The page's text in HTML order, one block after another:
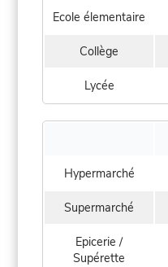
Ecole élementaire
Collège
Lycée
Hypermarché
Supermarché
Epicerie /
Supérette